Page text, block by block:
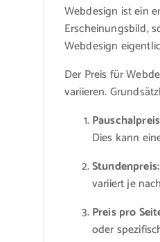
Webdesign ist ein
Erscheinungsbild,
Webdesign
Der Preis für
variieren.
Dies kann
Stundenpreis:
variiert je
Preis pro
oder